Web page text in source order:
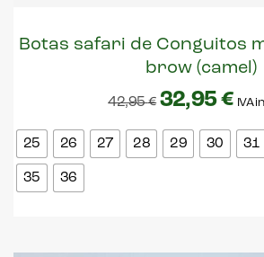
Botas safari de Conguitos
brow (camel)
42,95€ 32,95€ IVA
25 26 27 28 29 30 31
35 36